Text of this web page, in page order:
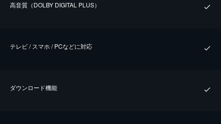
⾼⾳質（DOLBY DIGITAL PLUS）
テレビ / スマホ / PCなどに対応
ダウンロード機能